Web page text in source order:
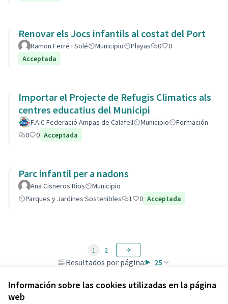
Información sobre las cookies utilizadas en la página
web
Renovar els Jocs infantils al costat del Port
Ramon Ferré i Solé Municipio Playas 0
0
Acceptada
Importar el Projecte de Refugis Climatics als
centres educatius del Municipi
F.A.C Federació Ampas de Calafell Municipio
Formación
0
0 Acceptada
Parc infantil per a nadons
Ana Cisneros Rios
Municipio
Parques y Jardines Sostenibles
1 0 Acceptada
Resultados por página: 25
1 2